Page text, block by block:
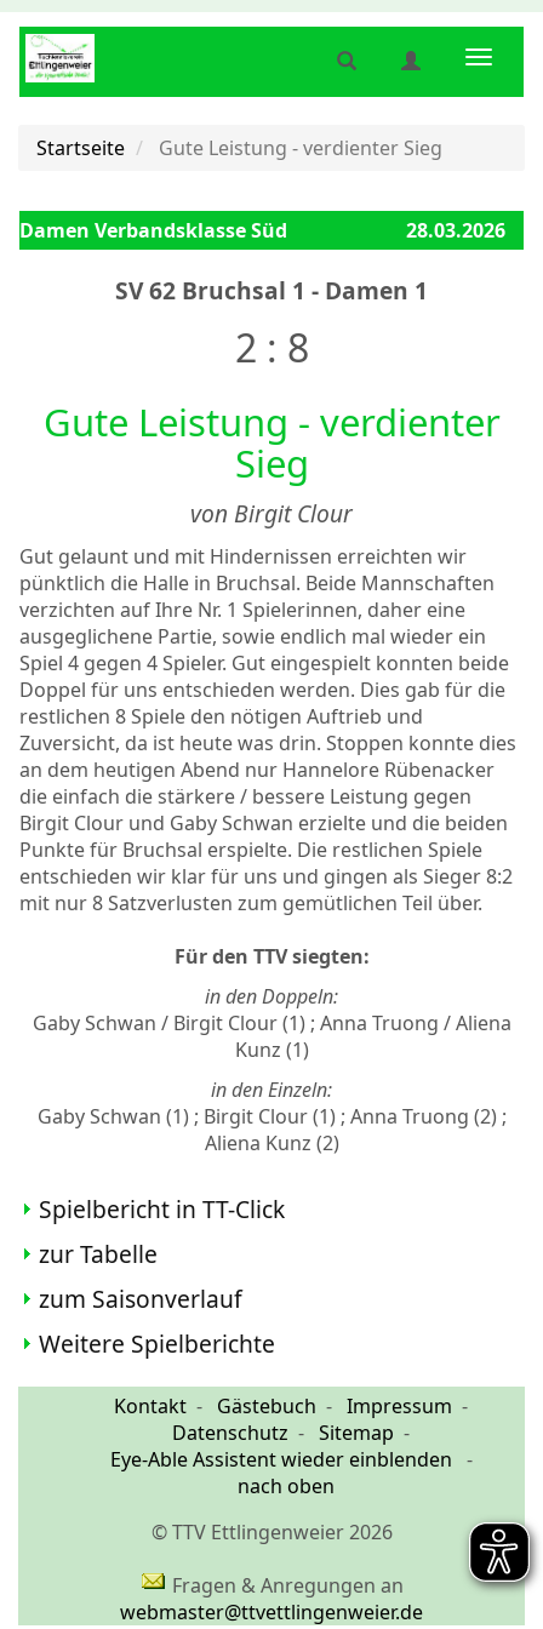
Benutzermenü
verbergen
Suche
verbergen
Startseite Gute Leistung - verdienter Sieg
28.03.2026
Damen Verbandsklasse Süd
SV 62 Bruchsal 1 - Damen 1
2 : 8
Gute Leistung - verdienter
Sieg
von Birgit Clour
Gut gelaunt und mit Hindernissen erreichten wir
pünktlich die Halle in Bruchsal. Beide Mannschaften
verzichten auf Ihre Nr. 1 Spielerinnen, daher eine
ausgeglichene Partie, sowie endlich mal wieder ein
Spiel 4 gegen 4 Spieler. Gut eingespielt konnten beide
Doppel für uns entschieden werden. Dies gab für die
restlichen 8 Spiele den nötigen Auftrieb und
Zuversicht, da ist heute was drin. Stoppen konnte dies
an dem heutigen Abend nur Hannelore Rübenacker
die einfach die stärkere / bessere Leistung gegen
Birgit Clour und Gaby Schwan erzielte und die beiden
Punkte für Bruchsal erspielte. Die restlichen Spiele
entschieden wir klar für uns und gingen als Sieger 8:2
mit nur 8 Satzverlusten zum gemütlichen Teil über.
Für den TTV siegten:
in den Doppeln:
Gaby Schwan / Birgit Clour (1) ; Anna Truong / Aliena
Kunz (1)
in den Einzeln:
Gaby Schwan (1) ; Birgit Clour (1) ; Anna Truong (2) ;
Aliena Kunz (2)
Spielbericht in TT-Click
zur Tabelle
zum Saisonverlauf
Weitere Spielberichte
Kontakt Gästebuch
Impressum
Datenschutz
Sitemap
Eye-Able Assistent wieder einblenden
nach oben
© TTV Ettlingenweier 2026
Fragen & Anregungen an
webmaster@ttvettlingenweier.de